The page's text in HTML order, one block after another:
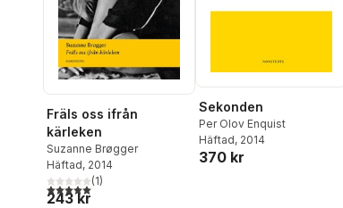
Fräls oss ifrån
kärleken
Suzanne Brøgger
Häftad, 2014
5,0utav 5 stjärnor. Totalt antal röster:
(1)
243 kr
Sekonden
Per Olov Enquist
Häftad, 2014
370 kr